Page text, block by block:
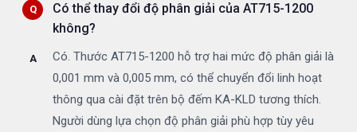
Có thể thay đổi độ phân giải của AT715-1200
không?
Có. Thước AT715-1200 hỗ trợ hai mức độ phân giải là
0,001 mm và 0,005 mm, có thể chuyển đổi linh hoạt
thông qua cài đặt trên bộ đếm KA-KLD tương thích.
Người dùng lựa chọn độ phân giải phù hợp tùy yêu